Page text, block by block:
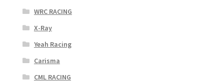
WRC RACING
X-Ray
Yeah Racing
Carisma
CML RACING